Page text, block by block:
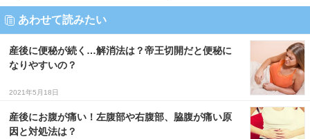
あわせて読みたい
産後に便秘が続く…解消法は？帝王切開だと便秘に
なりやすいの？
2021年5月18日
産後にお腹が痛い！左腹部や右腹部、脇腹が痛い原
因と対処法は？